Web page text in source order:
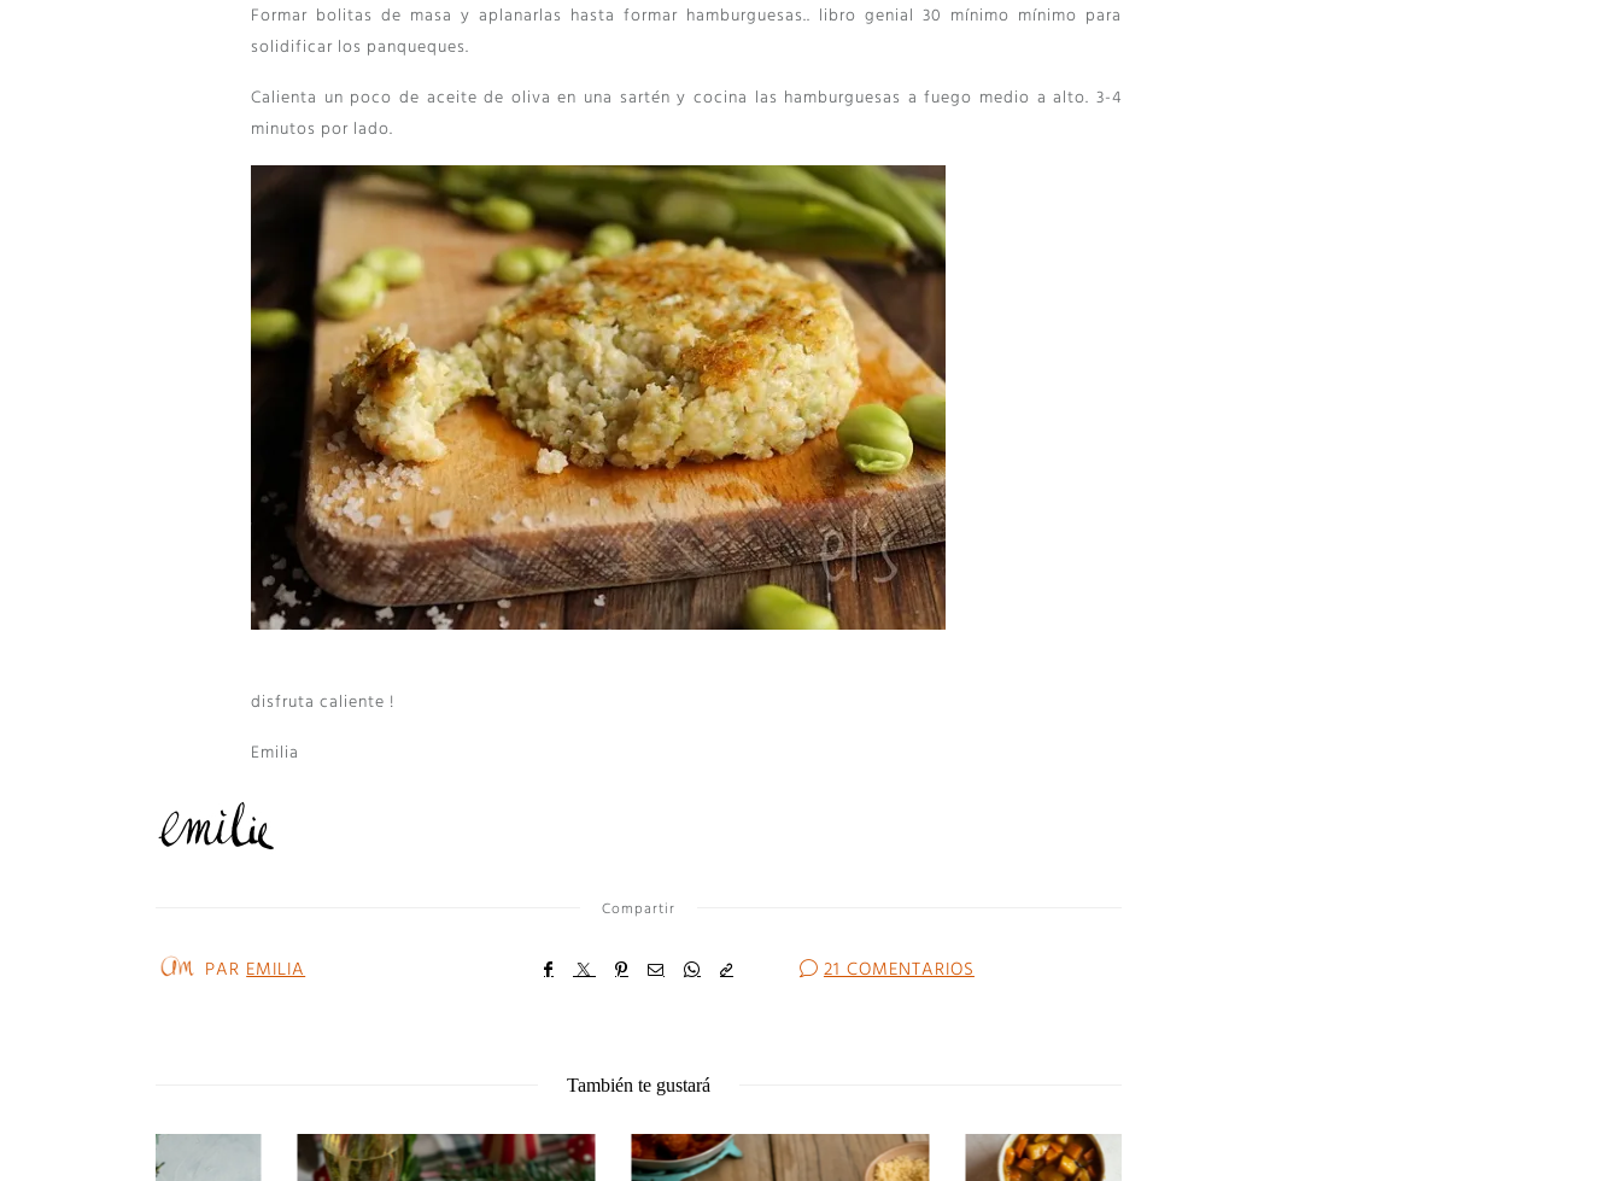
Formar bolitas de masa y aplanarlas hasta formar hamburguesas.. libro genial 30 mínimo mínimo para
solidificar los panqueques.
Calienta un poco de aceite de oliva en una sartén y cocina las hamburguesas a fuego medio a alto. 3-4
minutos por lado.
disfruta caliente !
Emilia
Compartir
PAREMILIA 21 COMENTARIOS
También te gustará